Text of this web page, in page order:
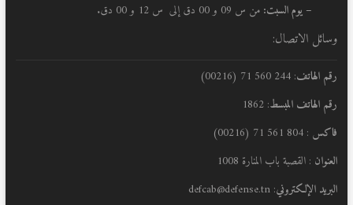
– يوم السبت: من س 09 و 00 دق إلى س 12 و 00 دق.
وسائل الاتصال:
رقم الهاتف: 244 560 71 (00216)
رقم الهاتف المبسط: 1862
فاكس : 804 561 71 (00216)
العنوان : القصبة باب المنارة 1008
البريد الإلكتروني: defcab@defense.tn